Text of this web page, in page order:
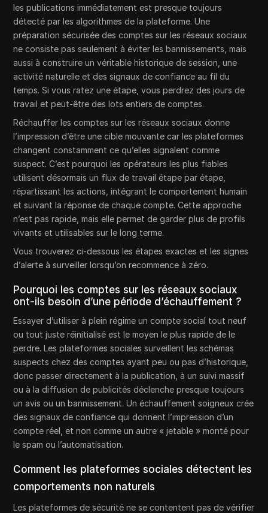
les publications immédiatement est presque toujours
détecté par les algorithmes de la plateforme. Une
préparation sécurisée des comptes sur les réseaux sociaux
ne consiste pas seulement à éviter les bannissements, mais
aussi à construire un véritable historique de session, une
activité naturelle et des signaux de confiance au fil du
temps. Si vous ratez une étape, vous perdrez des jours de
travail et peut-être des lots entiers de comptes.
Réchauffer les comptes sur les réseaux sociaux donne
l’impression d’être une cible mouvante car les plateformes
changent constamment ce qu’elles signalent comme
suspect. C’est pourquoi les opérateurs les plus fiables
utilisent désormais un flux de travail étape par étape,
répartissant les actions, intégrant le comportement humain
et suivant la réponse de chaque compte. Cette approche
n’est pas rapide, mais elle permet de garder plus de profils
vivants et utilisables sur le long terme.
Vous trouverez ci-dessous les étapes exactes et les signes
d’alerte à surveiller lorsqu’on recommence à zéro.
Pourquoi les comptes sur les réseaux sociaux
ont-ils besoin d’une période d’échauffement ?
Essayer d’utiliser à plein régime un compte social tout neuf
ou tout juste réinitialisé est le moyen le plus rapide de le
perdre. Les plateformes sociales surveillent les schémas
suspects chez des comptes ayant peu ou pas d’historique,
donc passer directement à la publication, à un suivi massif
ou à la diffusion de publicités déclenche presque toujours
un avis ou un bannissement. Un échauffement soigneux crée
des signaux de confiance qui donnent l’impression d’un
compte réel, et non comme un autre « jetable » monté pour
le spam ou l’automatisation.
Comment les plateformes sociales détectent les
comportements non naturels
Les plateformes de sécurité ne se contentent pas de vérifier